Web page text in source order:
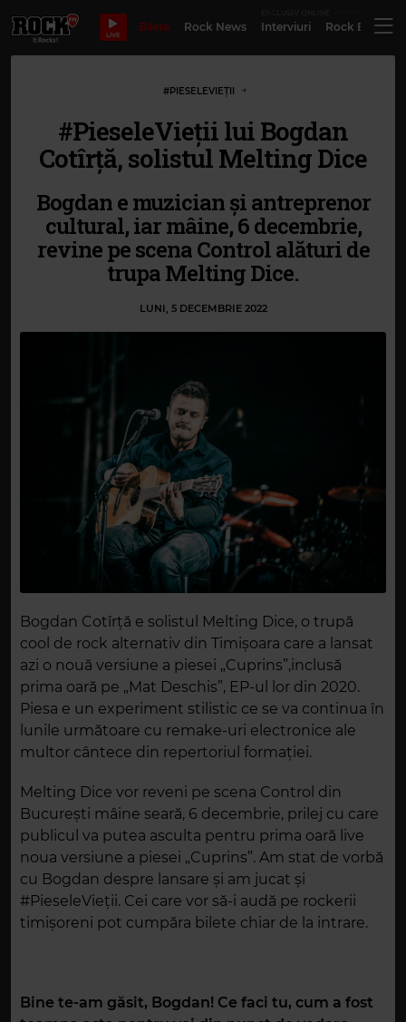
LIVE
Bilete Rock News Interviuri Rock
#PIESELEVIEȚII
#PieseleVieții lui Bogdan
Cotîrţă, solistul Melting Dice
Bogdan e muzician și antreprenor
cultural, iar mâine, 6 decembrie,
revine pe scena Control alături de
trupa Melting Dice.
LUNI, 5 DECEMBRIE 2022
Bogdan Cotîrţă e solistul Melting Dice, o trupă
cool de rock alternativ din Timișoara care a lansat
azi o nouă versiune a piesei „Cuprins”,inclusă
prima oară pe „Mat Deschis”, EP-ul lor din 2020.
Piesa e un experiment stilistic ce se va continua în
lunile următoare cu remake-uri electronice ale
multor cântece din repertoriul formației.
Melting Dice vor reveni pe scena Control din
București mâine seară, 6 decembrie, prilej cu care
publicul va putea asculta pentru prima oară live
noua versiune a piesei „Cuprins”. Am stat de vorbă
cu Bogdan despre lansare și am jucat și
#PieseleVieții. Cei care vor să-i audă pe rockerii
timișoreni pot cumpăra bilete chiar de la intrare.
Bine te-am găsit, Bogdan! Ce faci tu, cum a fost